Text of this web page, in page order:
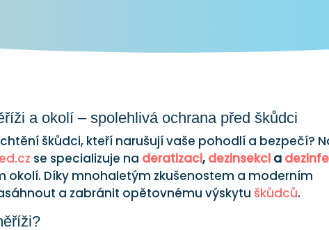
a okolí – spolehlivá ochrana před škůdci
škůdci, kteří narušují vaše pohodlí a bezpečí?
se specializuje na deratizaci, dezinsekci a
okolí. Díky mnohaletým zkušenostem a moderním
a zabránit opětovnému výskytu škůdců.